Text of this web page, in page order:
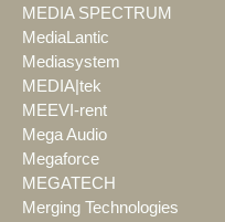
MEDIA SPECTRUM
MediaLantic
Mediasystem
MEDIA|tek
MEEVI-rent
Mega Audio
Megaforce
MEGATECH
Merging Technologies